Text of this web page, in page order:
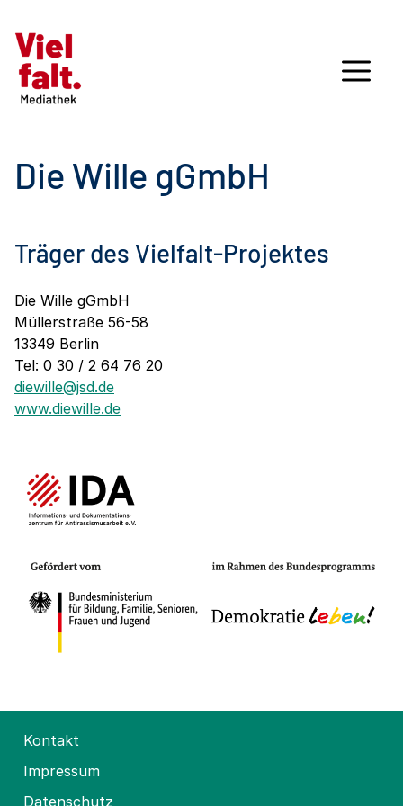
Die Wille gGmbH
Träger des Vielfalt-Projektes
Die Wille gGmbH
Müllerstraße 56-58
13349 Berlin
Tel: 0 30 / 2 64 76 20
diewille@jsd.de
www.diewille.de
Kontakt
Impressum
Datenschutz